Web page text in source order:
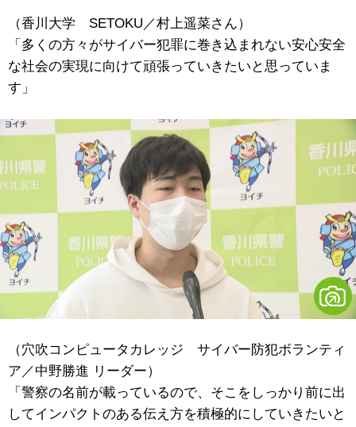
（香川大学 SETOKU／村上遥菜さん）
「多くの方々がサイバー犯罪に巻き込まれない安心安全
な社会の実現に向けて頑張っていきたいと思っていま
す」
（穴吹コンピュータカレッジ サイバー防犯ボランティ
ア／中野勝進 リーダー）
「警察の名前が載っているので、そこをしっかり前に出
してインパクトのある伝え方を積極的にしていきたいと